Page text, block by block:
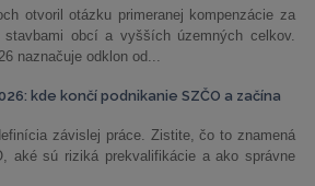
otvoril otázku primeranej kompenzácie za
stavbami obcí a vyšších územných celkov.
naznačuje odklon od...
kde končí podnikanie SZČO a začína
závislej práce. Zistite, čo to znamená
aké sú riziká prekvalifikácie a ako správne